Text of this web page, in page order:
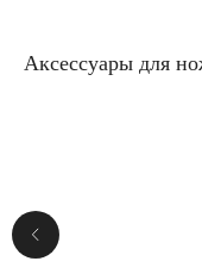
Аксессуары для